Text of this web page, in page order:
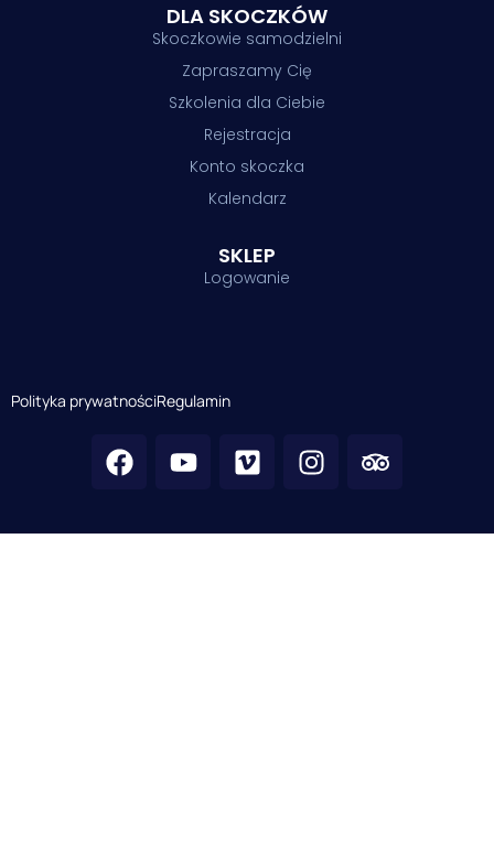
DLA SKOCZKÓW
Skoczkowie samodzielni
Zapraszamy Cię
Szkolenia dla Ciebie
Rejestracja
Konto skoczka
Kalendarz
SKLEP
Logowanie
Polityka prywatnościRegulamin